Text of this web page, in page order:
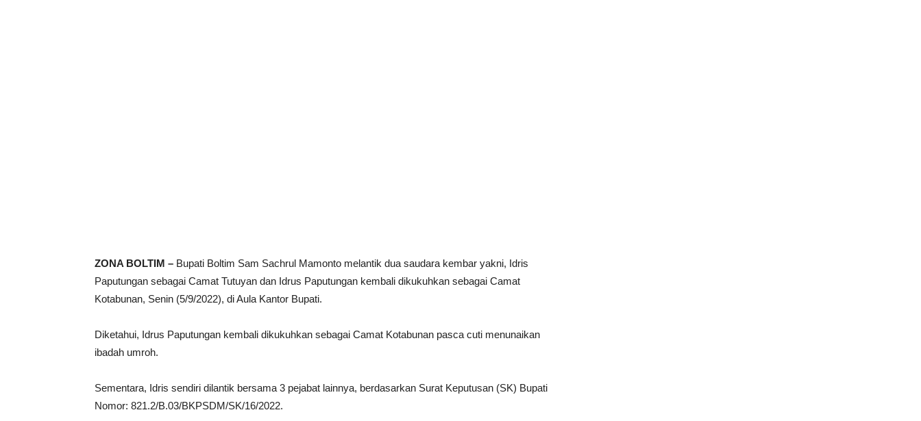
ZONA BOLTIM – Bupati Boltim Sam Sachrul Mamonto melantik dua saudara kembar yakni, Idris
Paputungan sebagai Camat Tutuyan dan Idrus Paputungan kembali dikukuhkan sebagai Camat
Kotabunan, Senin (5/9/2022), di Aula Kantor Bupati.
Diketahui, Idrus Paputungan kembali dikukuhkan sebagai Camat Kotabunan pasca cuti menunaikan
ibadah umroh.
Sementara, Idris sendiri dilantik bersama 3 pejabat lainnya, berdasarkan Surat Keputusan (SK) Bupati
Nomor: 821.2/B.03/BKPSDM/SK/16/2022.